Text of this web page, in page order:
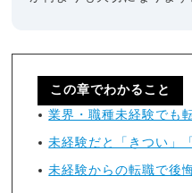
この章でわかること
業界・職種未経験でも
未経験だと「きつい」
未経験からの転職で後